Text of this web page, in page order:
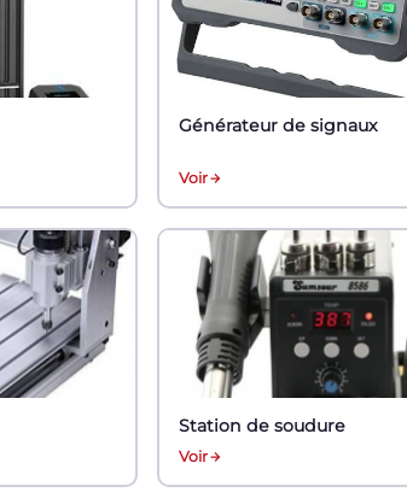
Générateur de signaux
Voir
Station de soudure
Voir